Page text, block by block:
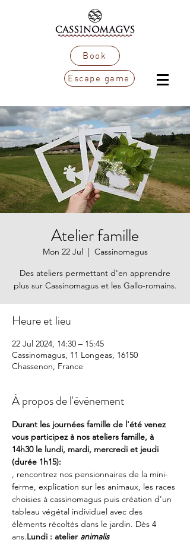
Book
Escape game
Atelier famille
Mon 22 Jul
  |
Cassinomagus
Des ateliers permettant d'en apprendre
plus sur Cassinomagus et les Gallo-romains.
Heure et lieu
22 Jul 2024, 14:30 – 15:45
Cassinomagus, 11 Longeas, 16150
Chassenon, France
À propos de l'événement
Durant les journées famille de l'été venez
vous participez à nos ateliers famille, à
14h30 le lundi, mardi, mercredi et jeudi
(durée 1h15):
, rencontrez nos pensionnaires de la mini-
ferme, explication sur les animaux, les races
choisies à cassinomagus puis création d'un
tableau végétal individuel avec des
éléments récoltés dans le jardin. Dès 4
ans.Lundi : atelier animalis